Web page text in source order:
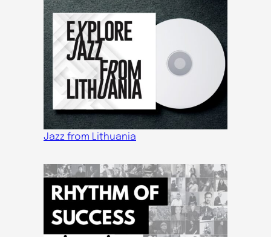
Jazz from Lithuania